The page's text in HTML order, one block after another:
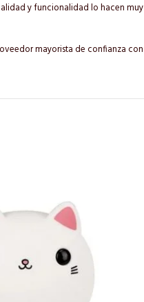
y funcionalidad lo hacen
mayorista de confianza